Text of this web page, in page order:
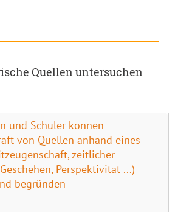
Quellen untersuchen
und Schüler können
von Quellen anhand eines
zeitlicher
Perspektivität ...)
begründen